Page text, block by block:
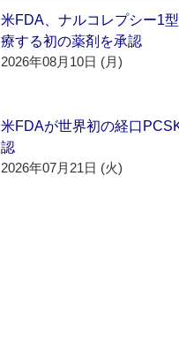
米FDA、ナルコレプシー1
療する初の薬剤を承認
2026年08月10日 (月)
米FDAが世界初の経口
認
2026年07月21日 (火)